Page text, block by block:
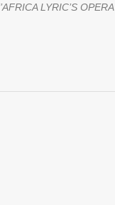
LYRIC’S OPERA